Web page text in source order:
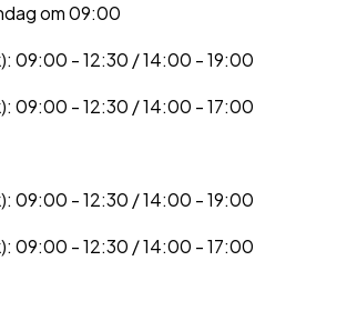
om 09:00
09:00 - 12:30 / 14:00 - 19:00
09:00 - 12:30 / 14:00 - 17:00
09:00 - 12:30 / 14:00 - 19:00
09:00 - 12:30 / 14:00 - 17:00